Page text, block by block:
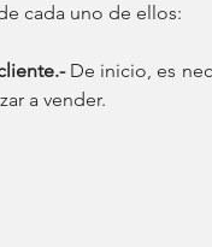
cada uno de ellos:
De inicio, es
a vender.